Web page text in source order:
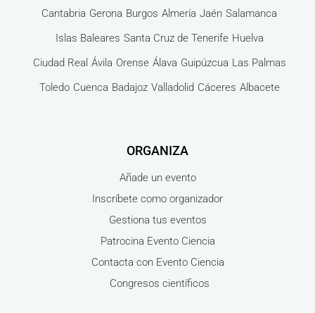
Cantabria Gerona Burgos Almería Jaén Salamanca
Islas Baleares Santa Cruz de Tenerife Huelva
Ciudad Real Ávila Orense Álava Guipúzcua Las Palmas
Toledo Cuenca Badajoz Valladolid Cáceres Albacete
ORGANIZA
Añade un evento
Inscríbete como organizador
Gestiona tus eventos
Patrocina Evento Ciencia
Contacta con Evento Ciencia
Congresos científicos